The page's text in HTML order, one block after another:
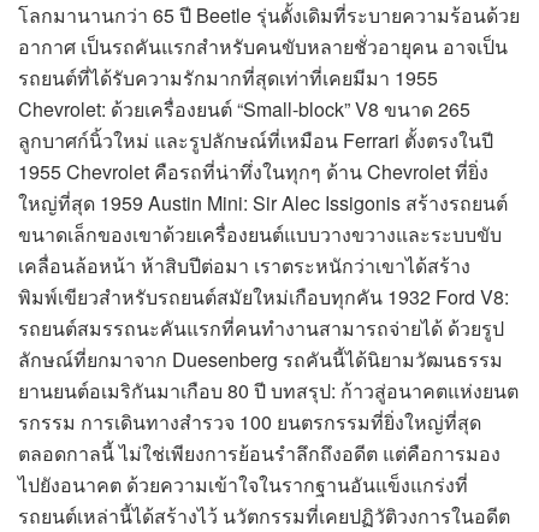
โลกมานานกว่า 65 ปี Beetle รุ่นดั้งเดิมที่ระบายความร้อนด้วย
อากาศ เป็นรถคันแรกสำหรับคนขับหลายชั่วอายุคน อาจเป็น
รถยนต์ที่ได้รับความรักมากที่สุดเท่าที่เคยมีมา 1955
Chevrolet: ด้วยเครื่องยนต์ “Small-block” V8 ขนาด 265
ลูกบาศก์นิ้วใหม่ และรูปลักษณ์ที่เหมือน Ferrari ตั้งตรงในปี
1955 Chevrolet คือรถที่น่าทึ่งในทุกๆ ด้าน Chevrolet ที่ยิ่ง
ใหญ่ที่สุด 1959 Austin Mini: Sir Alec Issigonis สร้างรถยนต์
ขนาดเล็กของเขาด้วยเครื่องยนต์แบบวางขวางและระบบขับ
เคลื่อนล้อหน้า ห้าสิบปีต่อมา เราตระหนักว่าเขาได้สร้าง
พิมพ์เขียวสำหรับรถยนต์สมัยใหม่เกือบทุกคัน 1932 Ford V8:
รถยนต์สมรรถนะคันแรกที่คนทำงานสามารถจ่ายได้ ด้วยรูป
ลักษณ์ที่ยกมาจาก Duesenberg รถคันนี้ได้นิยามวัฒนธรรม
ยานยนต์อเมริกันมาเกือบ 80 ปี บทสรุป: ก้าวสู่อนาคตแห่งยนต
รกรรม การเดินทางสำรวจ 100 ยนตรกรรมที่ยิ่งใหญ่ที่สุด
ตลอดกาลนี้ ไม่ใช่เพียงการย้อนรำลึกถึงอดีต แต่คือการมอง
ไปยังอนาคต ด้วยความเข้าใจในรากฐานอันแข็งแกร่งที่
รถยนต์เหล่านี้ได้สร้างไว้ นวัตกรรมที่เคยปฏิวัติวงการในอดีต